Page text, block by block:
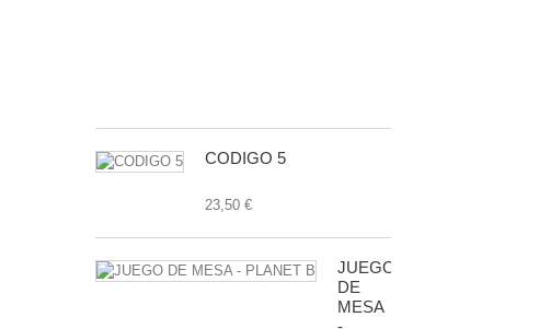
CODIGO 5
23,50 €
JUEGO
DE
MESA